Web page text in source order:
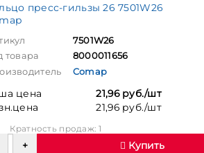
пресс-гильзы 26 7501W26
7501W26
товара
8000011656
Comap
цена
21,96 руб./шт
21,96 руб./шт
Кратность продаж: 1
Купить